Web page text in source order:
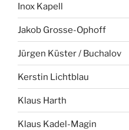
Inox Kapell
Jakob Grosse-Ophoff
Jürgen Küster / Buchalov
Kerstin Lichtblau
Klaus Harth
Klaus Kadel-Magin